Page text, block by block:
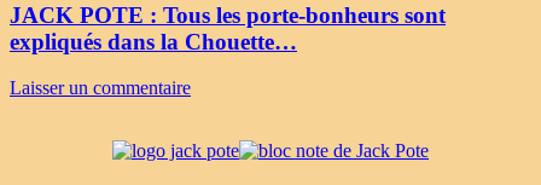
JACK POTE : Tous les porte-bonheurs sont
expliqués dans la Chouette…
Laisser un commentaire